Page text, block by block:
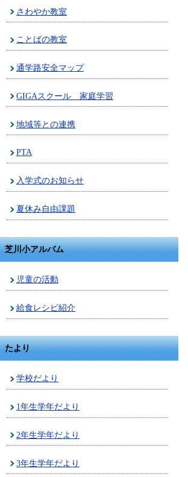
さわやか教室
ことばの教室
通学路安全マップ
GIGAスクール 家庭学習
地域等との連携
PTA
入学式のお知らせ
夏休み自由課題
芝川小アルバム
児童の活動
給食レシピ紹介
たより
学校だより
1年生学年だより
2年生学年だより
3年生学年だより